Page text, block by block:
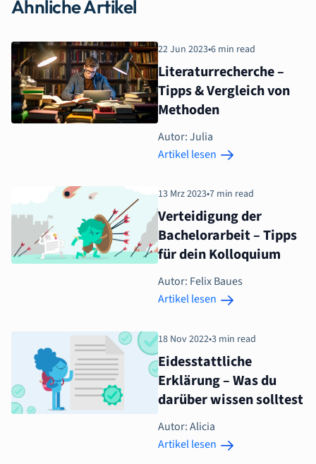
Ähnliche Artikel
22 Jun 2023•6 min read
Literaturrecherche –
Tipps & Vergleich von
Methoden
Autor: Julia
Artikel lesen
13 Mrz 2023•7 min read
Verteidigung der
Bachelorarbeit – Tipps
für dein Kolloquium
Autor: Felix Baues
Artikel lesen
18 Nov 2022•3 min read
Eidesstattliche
Erklärung – Was du
darüber wissen solltest
Autor: Alicia
Artikel lesen